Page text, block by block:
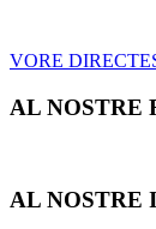
VORE
AL NOSTRE
AL NOSTRE